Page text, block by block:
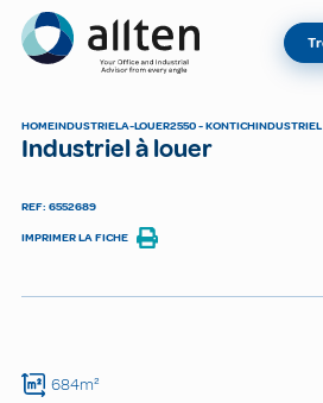
Allten
TROUVER UN
HOMEINDUSTRIELA-LOUER2550 - KONTICHINDUSTRIEL
Industriel à louer
REF: 6552689
IMPRIMER LA FICHE
684m²